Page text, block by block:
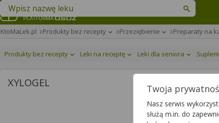
Znajdź lek w swojej okolicy
KtoMaLek.pl Produkty bez recepty Przeziębienie Preparaty na
Produkty bez recepty Leki na receptę Leki dla seniora
XYLOGEL
Xylogel 0,1%
żel do nosa|1 mg/g| 10
Twoja
Nasz serwis
służą m.in. do